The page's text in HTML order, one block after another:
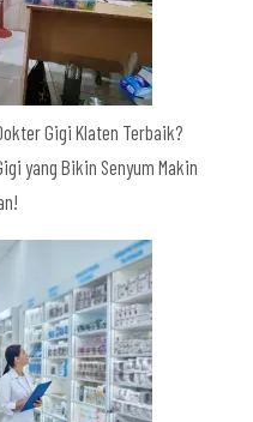
Gigi Klaten Terbaik?
yang Bikin Senyum Makin